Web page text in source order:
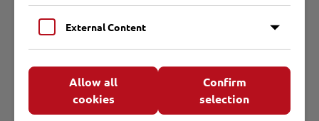
Seligsprechung für die evangelische Kirche.
Info
Sprecher: Klaus Böllert
Datum: Sonntag, 19. Juni 2011
External Content
Allow all
cookies
Confirm
selection